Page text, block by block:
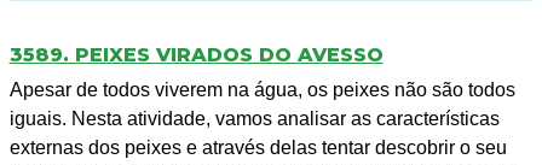
3589. PEIXES VIRADOS DO AVESSO
Apesar de todos viverem na água, os peixes não são todos
iguais. Nesta atividade, vamos analisar as características
externas dos peixes e através delas tentar descobrir o seu